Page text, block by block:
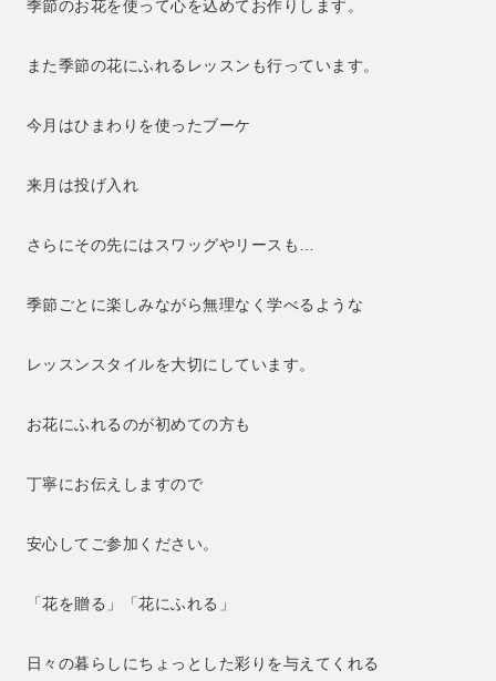
季節のお花を使って心を込めてお作りします。
また季節の花にふれるレッスンも行っています。
今月はひまわりを使ったブーケ
来月は投げ入れ
さらにその先にはスワッグやリースも…
季節ごとに楽しみながら無理なく学べるような
レッスンスタイルを大切にしています。
お花にふれるのが初めての方も
丁寧にお伝えしますので
安心してご参加ください。
「花を贈る」「花にふれる」
日々の暮らしにちょっとした彩りを与えてくれる